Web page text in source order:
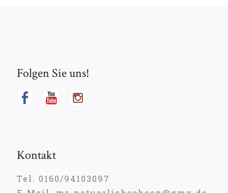
Folgen Sie uns!
Kontakt
Tel. 0160/94103097